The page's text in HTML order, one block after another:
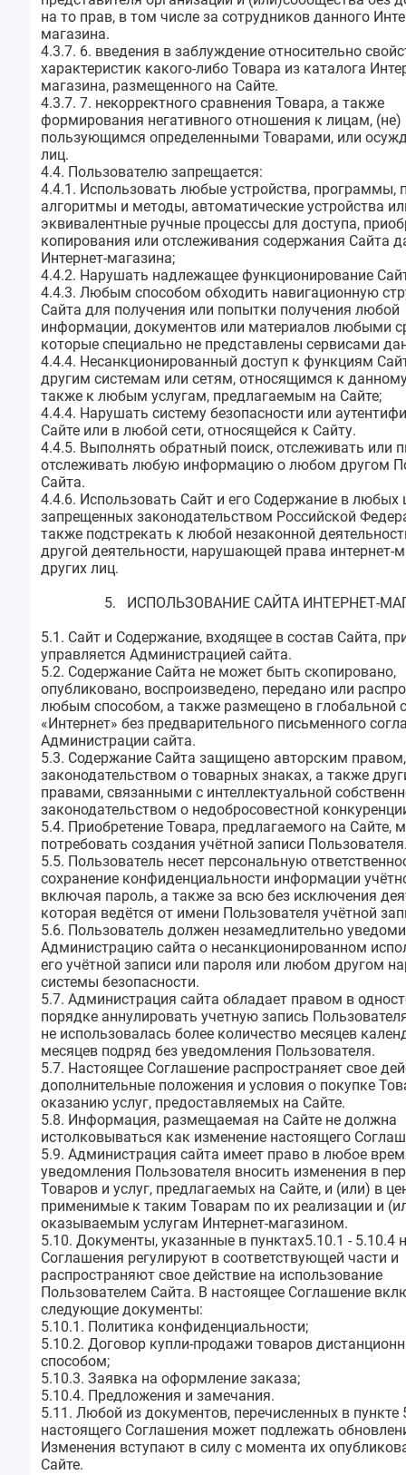
на то прав, в том числе за сотрудников данного
магазина.
4.3.7. 6. введения в заблуждение относительно
характеристик какого-либо Товара из каталога
магазина, размещенного на Сайте.
4.3.7. 7. некорректного сравнения Товара, а также
формирования негативного отношения к лицам, (не)
пользующимся определенными Товарами, или
лиц.
4.4. Пользователю запрещается:
4.4.1. Использовать любые устройства, программы,
алгоритмы и методы, автоматические устройства
эквивалентные ручные процессы для доступа,
копирования или отслеживания содержания Сайта
Интернет-магазина;
4.4.2. Нарушать надлежащее функционирование
4.4.3. Любым способом обходить навигационную
Сайта для получения или попытки получения любой
информации, документов или материалов любыми
которые специально не представлены сервисами
4.4.4. Несанкционированный доступ к функциям
другим системам или сетям, относящимся к
также к любым услугам, предлагаемым на Сайте;
4.4.4. Нарушать систему безопасности или
Сайте или в любой сети, относящейся к Сайту.
4.4.5. Выполнять обратный поиск, отслеживать или
отслеживать любую информацию о любом другом
Сайта.
4.4.6. Использовать Сайт и его Содержание в любых
запрещенных законодательством Российской
также подстрекать к любой незаконной
другой деятельности, нарушающей права интернет-
других лиц.
5. ИСПОЛЬЗОВАНИЕ САЙТА ИНТЕРНЕТ-
5.1. Сайт и Содержание, входящее в состав Сайта,
управляется Администрацией сайта.
5.2. Содержание Сайта не может быть скопировано,
опубликовано, воспроизведено, передано или
любым способом, а также размещено в глобальной
«Интернет» без предварительного письменного
Администрации сайта.
5.3. Содержание Сайта защищено авторским правом,
законодательством о товарных знаках, а также
правами, связанными с интеллектуальной
законодательством о недобросовестной
5.4. Приобретение Товара, предлагаемого на Сайте,
потребовать создания учётной записи
5.5. Пользователь несет персональную
сохранение конфиденциальности информации
включая пароль, а также за всю без исключения
которая ведётся от имени Пользователя учётной
5.6. Пользователь должен незамедлительно
Администрацию сайта о несанкционированном
его учётной записи или пароля или любом другом
системы безопасности.
5.7. Администрация сайта обладает правом в
порядке аннулировать учетную запись
не использовалась более количество месяцев
месяцев подряд без уведомления Пользователя.
5.7. Настоящее Соглашение распространяет свое
дополнительные положения и условия о покупке
оказанию услуг, предоставляемых на Сайте.
5.8. Информация, размещаемая на Сайте не должна
истолковываться как изменение настоящего
5.9. Администрация сайта имеет право в любое
уведомления Пользователя вносить изменения в
Товаров и услуг, предлагаемых на Сайте, и (или) в
применимые к таким Товарам по их реализации и
оказываемым услугам Интернет-магазином.
5.10. Документы, указанные в пунктах5.10.1 - 5.10.4
Соглашения регулируют в соответствующей части и
распространяют свое действие на использование
Пользователем Сайта. В настоящее Соглашение
следующие документы:
5.10.1. Политика конфиденциальности;
5.10.2. Договор купли-продажи товаров
способом;
5.10.3. Заявка на оформление заказа;
5.10.4. Предложения и замечания.
5.11. Любой из документов, перечисленных в пункте
настоящего Соглашения может подлежать
Изменения вступают в силу с момента их
Сайте.